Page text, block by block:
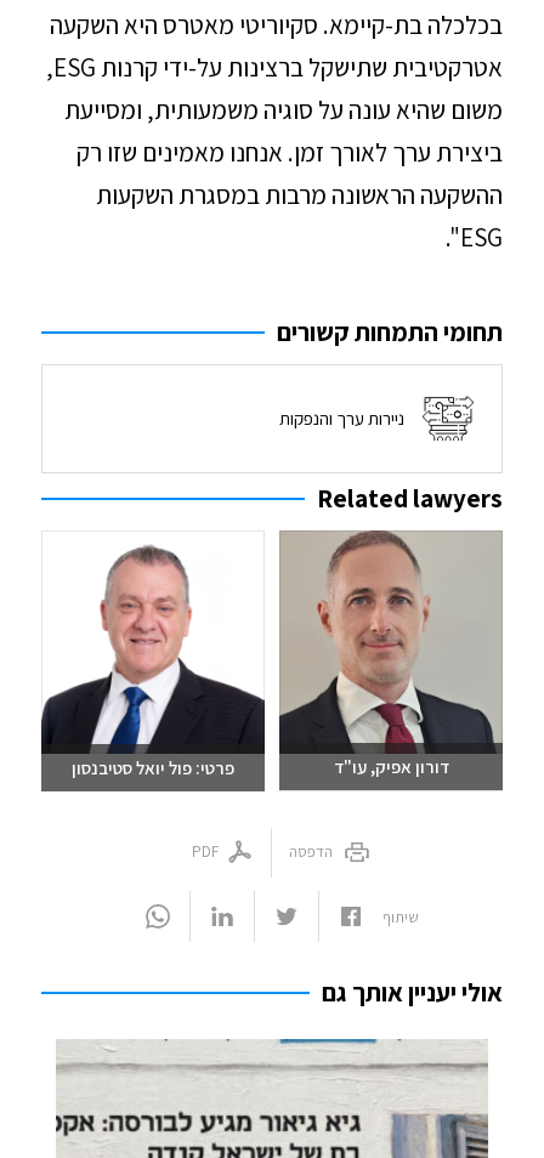
בכלכלה בת-קיימא. סקיוריטי מאטרס היא השקעה
אטרקטיבית שתישקל ברצינות על-ידי קרנות ESG,
משום שהיא עונה על סוגיה משמעותית, ומסייעת
ביצירת ערך לאורך זמן. אנחנו מאמינים שזו רק
ההשקעה הראשונה מרבות במסגרת השקעות
ESG".
תחומי התמחות קשורים
ניירות ערך והנפקות
Related lawyers
דורון אפיק, עו"ד
03-6093609
פרטי: פול יואל סטיבנסון
03-6093609
הדפסה PDF
שיתוף
אולי יעניין אותך גם